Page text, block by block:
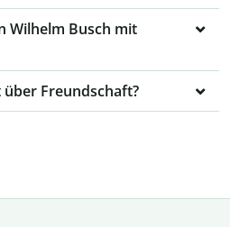
Wilhelm Busch mit
über Freundschaft?